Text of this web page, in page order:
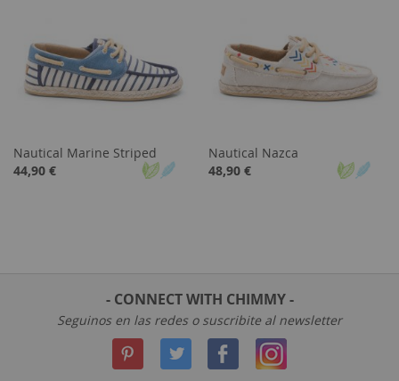
Nautical Marine Striped
44,90 €
Nautical Nazca
48,90 €
- CONNECT WITH CHIMMY -
Seguinos en las redes o suscribite al newsletter